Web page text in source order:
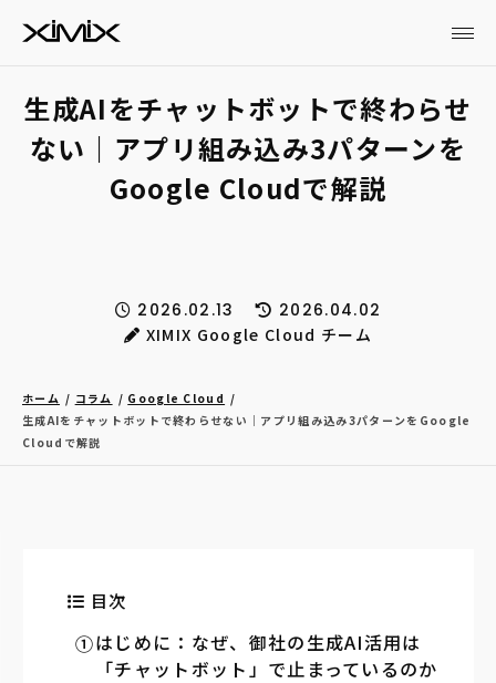
生成AIをチャットボットで終わらせ
ない｜アプリ組み込み3パターンを
Google Cloudで解説
2026.02.13
2026.04.02
XIMIX Google Cloud チーム
ホーム コラム
Google Cloud
生成AIをチャットボットで終わらせない｜アプリ組み込み3パターンをGoogle
Cloudで解説
目次
はじめに：なぜ、御社の生成AI活用は
「チャットボット」で止まっているのか